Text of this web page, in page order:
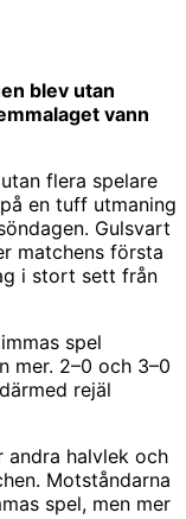
blev utan
vann
flera spelare
en tuff utmaning
Gulsvart
matchens första
i stort sett från
spel
mer. 2–0 och 3–0
rejäl
halvlek och
Motståndarna
spel, men mer